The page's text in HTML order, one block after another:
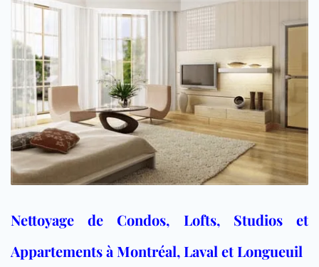
Nettoyage de Condos, Lofts, Studios et
Appartements à Montréal, Laval et Longueuil